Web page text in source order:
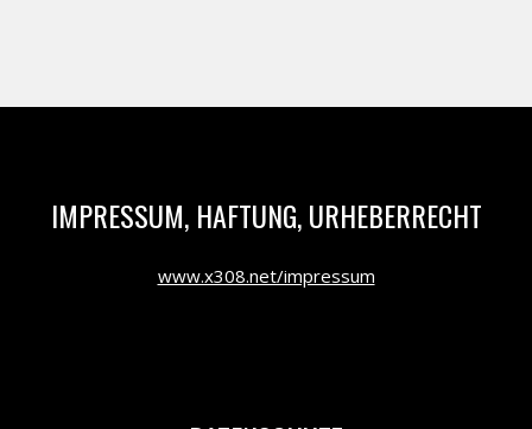
IMPRESSUM, HAFTUNG, URHEBERRECHT
www.x308.net/impressum